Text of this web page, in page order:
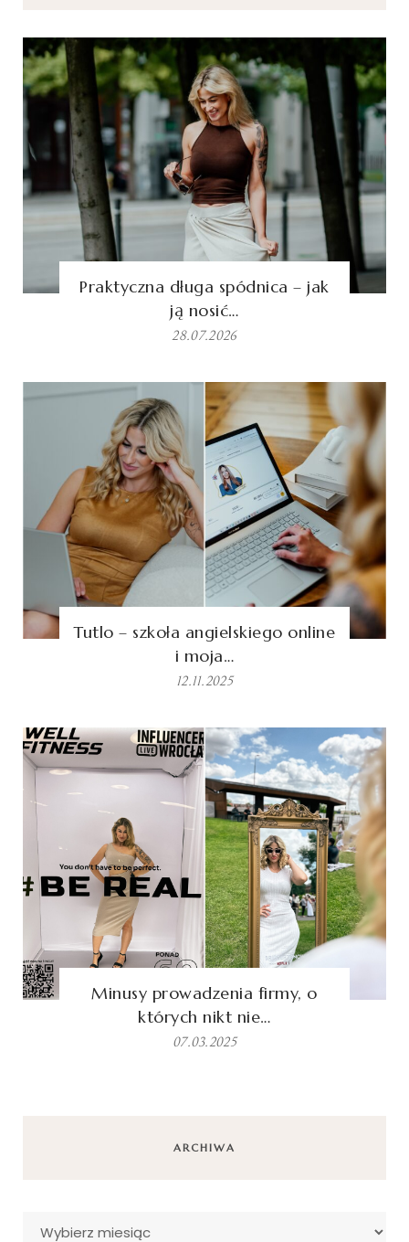
Praktyczna długa spódnica – jak
ją nosić…
28.07.2026
Tutlo – szkoła angielskiego online
i moja…
12.11.2025
Minusy prowadzenia firmy, o
których nikt nie…
07.03.2025
ARCHIWA